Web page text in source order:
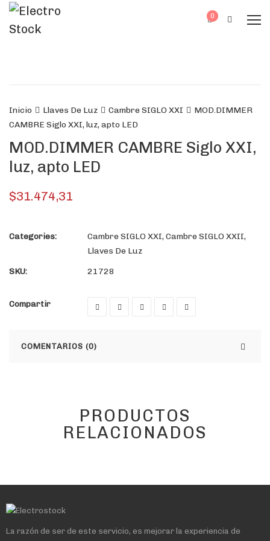
0
Inicio Llaves De Luz Cambre SIGLO XXI
MOD.DIMMER
CAMBRE Siglo XXI, luz, apto LED
MOD.DIMMER CAMBRE Siglo XXI,
luz, apto LED
$31.474,31
Categories: Cambre SIGLO XXI,Cambre SIGLO XXII,
Llaves De Luz
SKU:
21728
Compartir
COMENTARIOS (0)
PRODUCTOS
RELACIONADOS
La razón de ser de este servicio, es mejorar la experiencia de